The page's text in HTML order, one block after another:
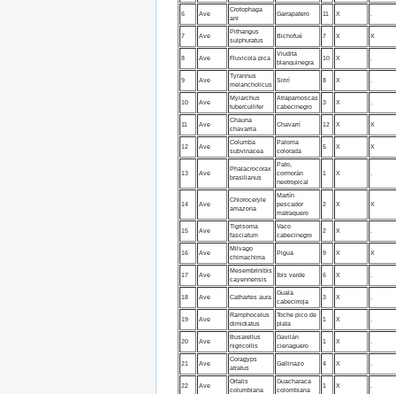
6 Ave
Crotophaga
ani
Garrapatero 11 X
7 Ave
Pithangus
sulphuratus
Bichofué 7 X X
8 Ave Fluvicola pica
Viudita
blanquinegra
10 X
9 Ave
Tyrannus
melancholicus
Sirirí 8 X
10 Ave
Myiarchus
tubercullifer
Atrapamoscas
cabecinegro
3 X
11 Ave
Chauna
chavarria
Chavarrí 12 X X
12 Ave
Columba
subvinacea
Paloma
colorada
5 X X
13 Ave
Phalacrocorax
brasilianus
Pato,
cormorán
neotropical
1 X
14 Ave
Chloroceryle
amazona
Martín
pescador
matraquero
2 X X
15 Ave
Tigrisoma
fasciatum
Vaco
cabecinegro
2 X
16 Ave
Milvago
chimachima
Pigua 9 X X
17 Ave
Mesembrinibis
cayennensis
Ibis verde 6 X
18 Ave Cathartes aura
Guala
cabecirroja
3 X
19 Ave
Ramphocelus
dimidiatus
Toche pico de
plata
1 X
20 Ave
Busarellus
nigricollis
Gavilán
cienaguero
1 X
21 Ave
Coragyps
atratus
Gallinazo 4 X
22 Ave
Ortalis
columbiana
Guacharaca
colombiana
1 X